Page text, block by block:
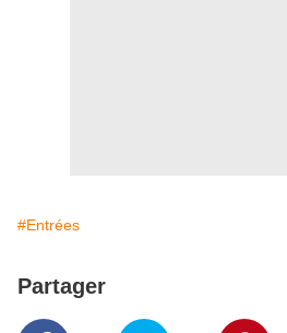
#Entrées
Partager